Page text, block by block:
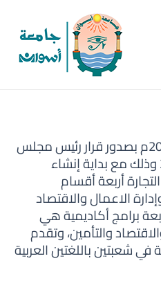
content
أنشئت كلية التجارة عام 2013م بصدور قرار رئيس مجلس
الوزراء رقم 126 لسنة 2013 وذلك مع بداية إنشاء
أربعة أقسام
الاعمال والاقتصاد
برامج أكاديمية هي
والتأمين، وتقدم
في شعبتين باللغتين العربية